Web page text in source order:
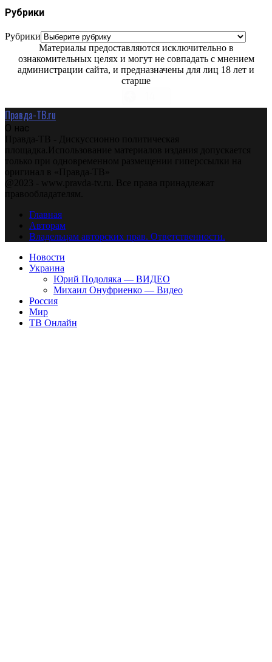
Рубрики
Рубрики
Материалы предоставляются исключительно в
ознакомительных целях и могут не совпадать с мнением
администрации сайта, и предназначены для лиц 18 лет и
старше
Правда-ТВ.ru
О нас
Правда-ТВ - Дискуссионно политическая
площадка.Использование материалов издания допускается
только при одновременном размещении гиперссылки на
оригинал в «Правда-ТВ»
@2023 - www.pravda-tv.ru. Все права принадлежат
правообладателям.
Главная
Авторам
Владельцам авторских прав. Ответственности.
Новости
Украина
Юрий Подоляка — ВИДЕО
Михаил Онуфриенко — Видео
Россия
Мир
ТВ Онлайн